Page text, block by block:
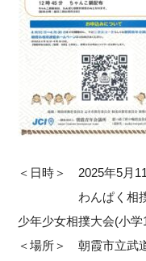
＜日時＞ 2025年5月
わんぱく相撲大
少年少女相撲大会(小
＜場所＞ 朝霞市立武